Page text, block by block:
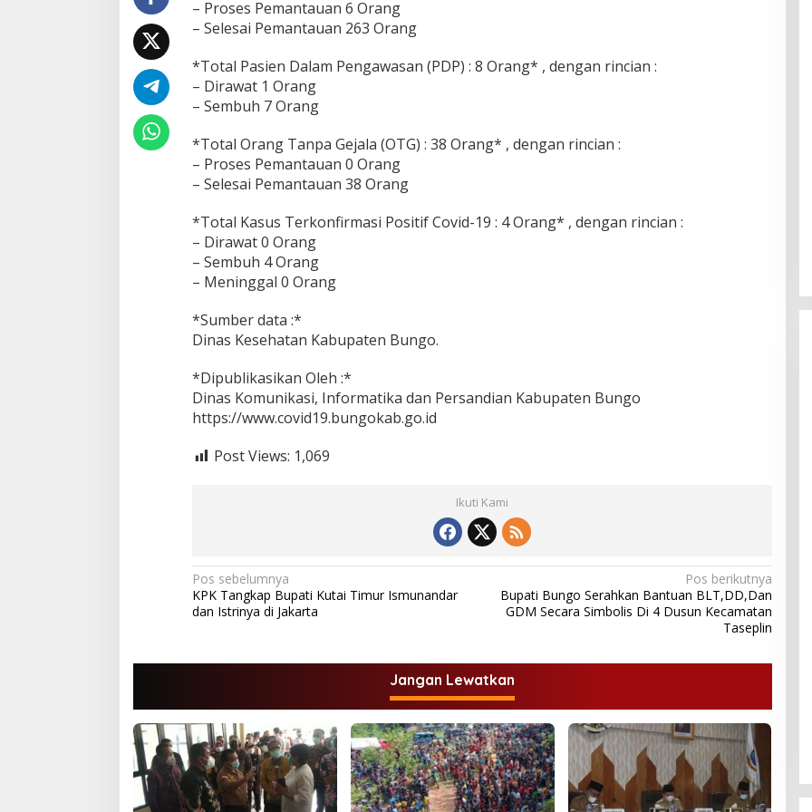
T
a
g
g
a
J
u
l
0
2
0
– Proses Pemantauan 6 Orang
– Selesai Pemantauan 263 Orang
*Total Pasien Dalam Pengawasan (PDP) : 8 Orang* , dengan rincian :
– Dirawat 1 Orang
– Sembuh 7 Orang
*Total Orang Tanpa Gejala (OTG) : 38 Orang* , dengan rincian :
– Proses Pemantauan 0 Orang
– Selesai Pemantauan 38 Orang
*Total Kasus Terkonfirmasi Positif Covid-19 : 4 Orang* , dengan rincian :
– Dirawat 0 Orang
– Sembuh 4 Orang
– Meninggal 0 Orang
*Sumber data :*
Dinas Kesehatan Kabupaten Bungo.
*Dipublikasikan Oleh :*
Dinas Komunikasi, Informatika dan Persandian Kabupaten Bungo
https://www.covid19.bungokab.go.id
Post Views: 1,069
Ikuti Kami
N
a
i
a
s
i
p
Pos sebelumnya
KPK Tangkap Bupati Kutai Timur Ismunandar
dan Istrinya di Jakarta
Pos berikutnya
Bupati Bungo Serahkan Bantuan BLT,DD,Dan
GDM Secara Simbolis Di 4 Dusun Kecamatan
Taseplin
Jangan Lewatkan
DPD Partai Nasdem Kab Bungo